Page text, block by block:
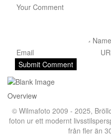
Overview
© Wilmafoto 2009 - 2025,
foton ur ett modernt
från fler än